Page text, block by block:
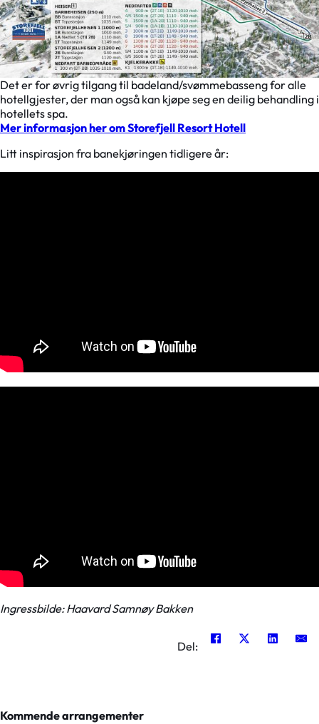
Det er for øvrig tilgang til badeland/svømmebasseng for alle
hotellgjester, der man også kan kjøpe seg en deilig behandling i
hotellets spa.
Mer informasjon her om Storefjell Resort Hotell
Litt inspirasjon fra banekjøringen tidligere år:
Ingressbilde: Haavard Samnøy Bakken
Del:
Kommende arrangementer